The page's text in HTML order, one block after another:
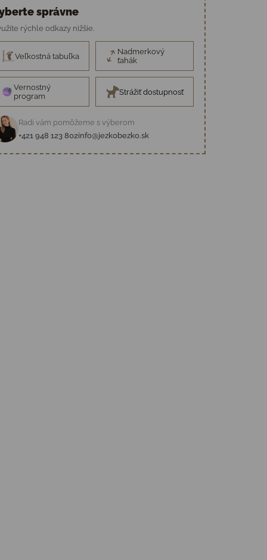
správne
rýchle odkazy nižšie.
Veľkostná tabuľka
Nadmerkový
ťahák
Vernostný
program
Strážiť dostupnosť
Radi vám pomôžeme s výberom
+421 948 123 802info@jezkobezko.sk